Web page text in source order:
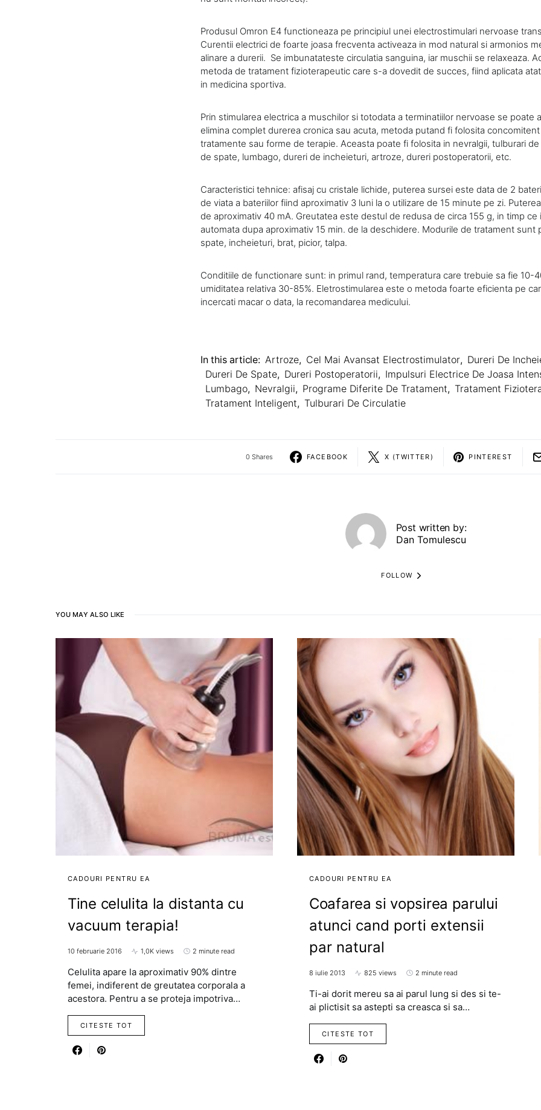
Produsul Omron E4 functioneaza pe principiul unei electrostimulari nervoase
Curentii electrici de foarte joasa frecventa activeaza in mod natural si armonios
alinare a durerii. Se imbunatateste circulatia sanguina, iar muschii se relaxeaza.
metoda de tratament fizioterapeutic care s-a dovedit de succes, fiind aplicata
in medicina sportiva.
Prin stimularea electrica a muschilor si totodata a terminatiilor nervoase se poate
elimina complet durerea cronica sau acuta, metoda putand fi folosita
tratamente sau forme de terapie. Aceasta poate fi folosita in nevralgii, tulburari
de spate, lumbago, dureri de incheieturi, artroze, dureri postoperatorii, etc.
Caracteristici tehnice: afisaj cu cristale lichide, puterea sursei este data de 2
de viata a bateriilor fiind aproximativ 3 luni la o utilizare de 15 minute pe zi.
de aproximativ 40 mA. Greutatea este destul de redusa de circa 155 g, in timp ce
automata dupa aproximativ 15 min. de la deschidere. Modurile de tratament sunt
spate, incheieturi, brat, picior, talpa.
Conditiile de functionare sunt: in primul rand, temperatura care trebuie sa fie 10-
umiditatea relativa 30-85%. Eletrostimularea este o metoda foarte eficienta pe
incercati macar o data, la recomandarea medicului.
In this article: Artroze, Cel Mai Avansat Electrostimulator, Dureri De
Dureri De Spate, Dureri Postoperatorii, Impulsuri Electrice De Joasa
Lumbago, Nevralgii, Programe Diferite De Tratament, Tratament
Tratament Inteligent, Tulburari De Circulatie
0 Shares FACEBOOK X (TWITTER) PINTEREST
Post written by:
Dan Tomulescu
FOLLOW
YOU MAY ALSO LIKE
CADOURI PENTRU EA
Tine celulita la distanta cu
vacuum terapia!
10 februarie 2016 1,0K views 2 minute read
Celulita apare la aproximativ 90% dintre
femei, indiferent de greutatea corporala a
acestora. Pentru a se proteja impotriva…
CITESTE TOT
CADOURI PENTRU EA
Coafarea si vopsirea parului
atunci cand porti extensii
par natural
8 iulie 2013 825 views 2 minute read
Ti-ai dorit mereu sa ai parul lung si des si te-
ai plictisit sa astepti sa creasca si sa…
CITESTE TOT